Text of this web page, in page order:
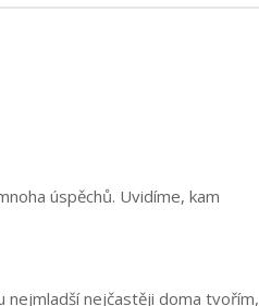
úspěchů. Uvidíme, kam
nejmladší nejčastěji doma tvořím,